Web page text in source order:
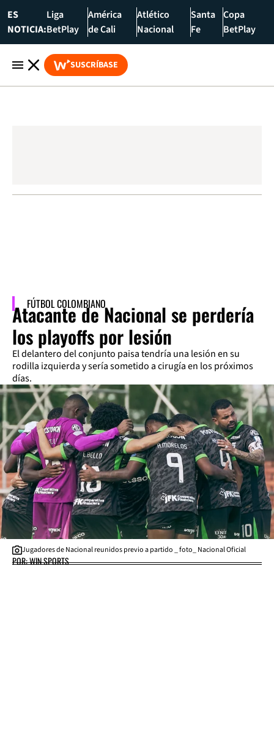
ES
NOTICIA:
Liga
BetPlay
América
de Cali
Atlético
Nacional
Santa
Fe
Copa
BetPlay
SUSCRÍBASE
FÚTBOL COLOMBIANO
Atacante de Nacional se perdería
los playoffs por lesión
El delantero del conjunto paisa tendría una lesión en su
rodilla izquierda y sería sometido a cirugía en los próximos
días.
Jugadores de Nacional reunidos previo a partido _ foto_ Nacional Oficial
POR: WIN SPORTS